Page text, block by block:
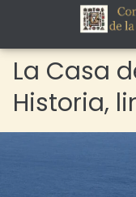
La Casa
Historia,